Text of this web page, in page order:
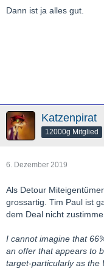
Dann ist ja alles gut.
Katzenpirat
12000g Mitglied
6. Dezember 2019
Als Detour
grossartig. Tim Paul ist
dem Deal nicht
I cannot imagine that
an offer that appears to
target-particularly as the